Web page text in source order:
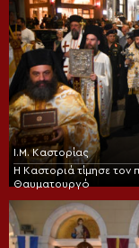
Ι.Μ. Καστορίας
Η Καστοριά τίμησε τον
Θαυματουργό